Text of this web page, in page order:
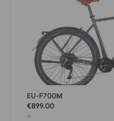
EU-F700M
€899.00
⭐